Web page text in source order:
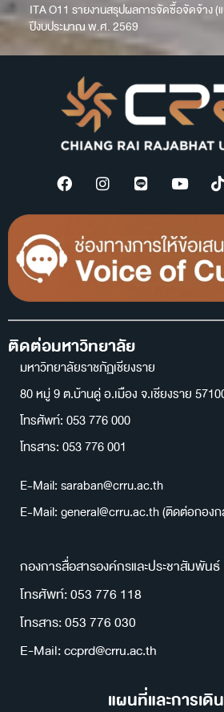
ITA O11 รายงานสรุปผลการจัดซื้อจัดจ้าง (
ปีงบประมาณ พ.ศ. 2569
ติดต่อมหาวิทยาลัย
มหาวิทยาลัยราชภัฏเชียงราย
80 หมู่ 9 ต.บ้านดู่ อ.เมือง จ.เชียงราย
โทรศัพท์: 053 776 000
โทรสาร: 053 776 001
E-Mail: saraban@crru.ac.th
E-Mail: general@crru.ac.th (ติดต่อกองก
กองการสื่อสารองค์กรและประชาสัมพันธ์
โทรศัพท์: 053 776 118
โทรสาร: 053 776 030
E-Mail: ccprd@crru.ac.th
แผนที่และการเดิ